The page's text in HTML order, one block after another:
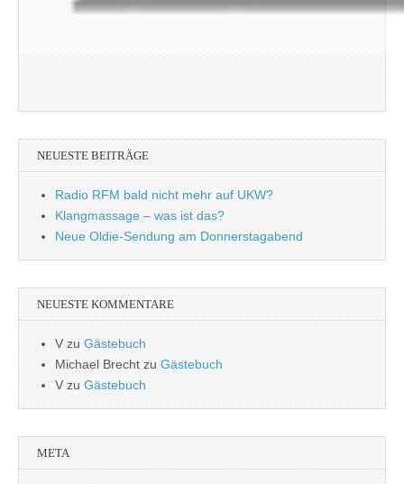
NEUESTE BEITRÄGE
Radio RFM bald nicht mehr auf UKW?
Klangmassage – was ist das?
Neue Oldie-Sendung am Donnerstagabend
NEUESTE KOMMENTARE
V zu Gästebuch
Michael Brecht zu Gästebuch
Vzu Gästebuch
META